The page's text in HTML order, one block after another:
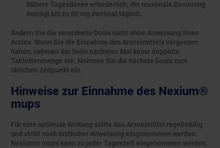
höhere Tagesdosen erforderlich; die maximale Dosierung
beträgt bis zu 80 mg zweimal täglich.
Ändern Sie die verordnete Dosis nicht ohne Anweisung Ihres
Arztes. Wenn Sie die Einnahme des Arzneimittels vergessen
haben, nehmen Sie beim nächsten Mal keine doppelte
Tablettenmenge ein. Nehmen Sie die nächste Dosis zum
üblichen Zeitpunkt ein.
Hinweise zur Einnahme des Nexium®
mups
Für eine optimale Wirkung sollte das Arzneimittel regelmäßig
und strikt nach ärztlicher Anweisung eingenommen werden.
Nexium® mups kann zu jeder Tageszeit eingenommen werden,